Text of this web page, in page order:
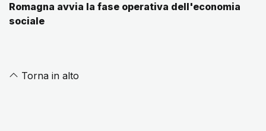
Romagna avvia la fase operativa dell'economia
sociale
Torna in alto